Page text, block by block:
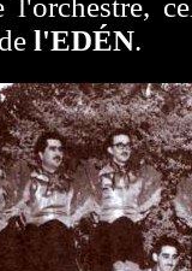
l'orchestre,
l'EDÉN.